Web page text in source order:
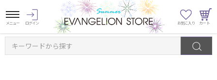
キーワードから探す